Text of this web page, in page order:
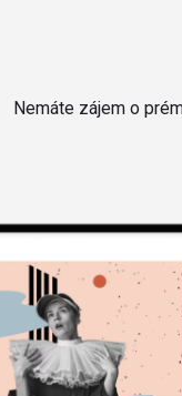
Nemáte zájem o